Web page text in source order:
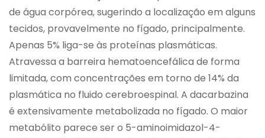
de água corpórea, sugerindo a localização em alguns
tecidos, provavelmente no fígado, principalmente.
Apenas 5% liga-se às proteínas plasmáticas.
Atravessa a barreira hematoencefálica de forma
limitada, com concentrações em torno de 14% da
plasmática no fluido cerebroespinal. A dacarbazina
é extensivamente metabolizada no fígado. O maior
metabólito parece ser o 5-aminoimidazol-4-